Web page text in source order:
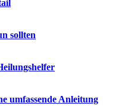
sollten
umfassende Anleitung